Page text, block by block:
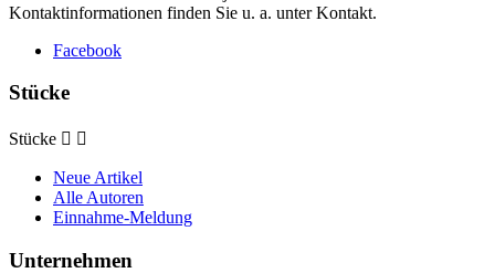
Kontaktinformationen finden Sie u. a. unter Kontakt.
Facebook
Stücke
Stücke  
Neue Artikel
Alle Autoren
Einnahme-Meldung
Unternehmen